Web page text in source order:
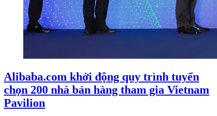
Alibaba.com khởi động quy trình tuyển
chọn 200 nhà bán hàng tham gia Vietnam
Pavilion